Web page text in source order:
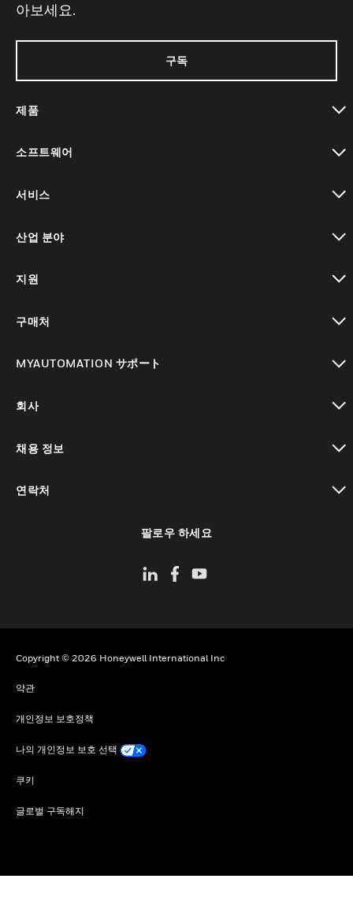
아보세요.
구독
제품
소프트웨어
서비스
산업 분야
지원
구매처
MYAUTOMATION サポート
회사
채용 정보
연락처
팔로우 하세요
Copyright © 2026 Honeywell International Inc
약관
개인정보 보호정책
나의 개인정보 보호 선택
쿠키
글로벌 구독해지